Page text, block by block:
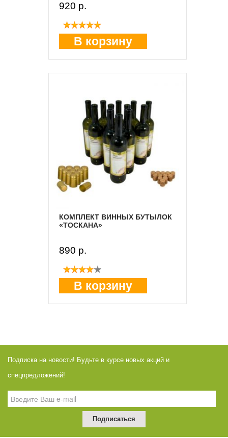
920 p.
В корзину
КОМПЛЕКТ ВИННЫХ БУТЫЛОК
«ТОСКАНА»
890 p.
В корзину
Подписка на новости! Будьте в курсе новых акций и
спецпредложений!